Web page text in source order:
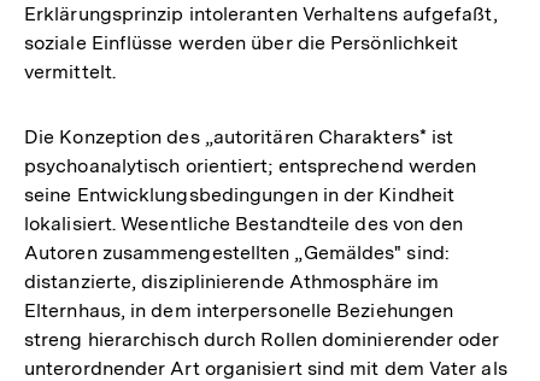
Erklärungsprinzip intoleranten Verhaltens aufgefaßt,
soziale Einflüsse werden über die Persönlichkeit
vermittelt.
Die Konzeption des „autoritären Charakters* ist
psychoanalytisch orientiert; entsprechend werden
seine Entwicklungsbedingungen in der Kindheit
lokalisiert. Wesentliche Bestandteile des von den
Autoren zusammengestellten „Gemäldes" sind:
distanzierte, disziplinierende Athmosphäre im
Elternhaus, in dem interpersonelle Beziehungen
streng hierarchisch durch Rollen dominierender oder
unterordnender Art organisiert sind mit dem Vater als